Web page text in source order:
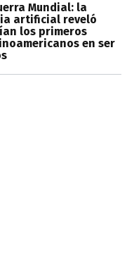
Mundial: la
artificial reveló
los primeros
en ser